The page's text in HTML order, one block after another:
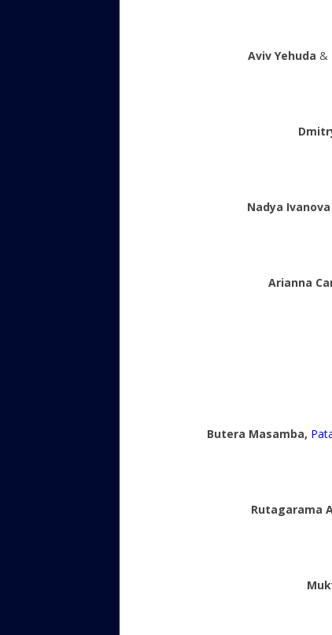
Aviv Yehuda &
Nadya Ivanova
Arianna
Butera Masamba,
Rutagarama